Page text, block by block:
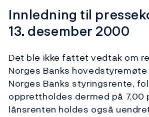
Innledning til
13. desember 2000
Det ble ikke fattet vedtak om
Norges Banks hovedstyremøte
Norges Banks styringsrente,
opprettholdes dermed på 7,00
lånsrenten holdes også